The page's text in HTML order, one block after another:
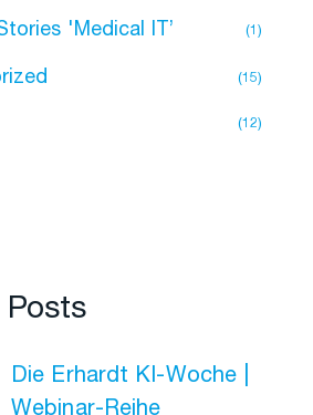
'Medical IT’ 1
15
12
Die Erhardt KI-Woche |
Webinar-Reihe